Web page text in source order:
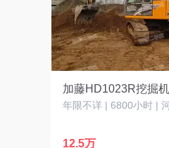
加藤HD1023R挖掘机
年限不详 | 6800小时 |
12.5万